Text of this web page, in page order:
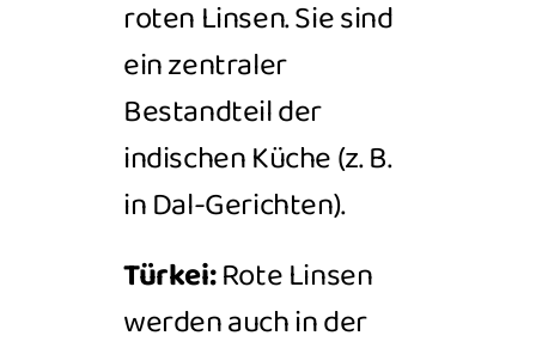
roten Linsen. Sie sind
ein zentraler
Bestandteil der
indischen Küche (z. B.
in Dal-Gerichten).
Türkei:Rote Linsen
werden auch in der